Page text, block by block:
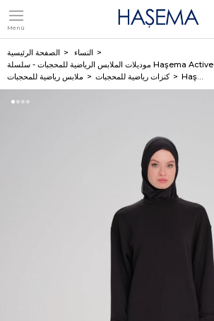
Menü
تسجيل دخول العضو الصفحة الرئيسية
النساء
موديلات الملابس الرياضية للمحجبات - سلسلة Haşema Active
ملابس رياضية للمحجبات
كنزات رياضية للمحجبات Haşema سترة يومية كلاسيكية بقصة واسعة سوداء ناعمة الملمس ACT-14